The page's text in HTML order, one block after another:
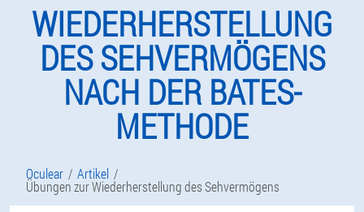
WIEDERHERSTELLUNG
DES SEHVERMÖGENS
NACH DER BATES-
METHODE
Oculear Artikel
Übungen zur Wiederherstellung des Sehvermögens